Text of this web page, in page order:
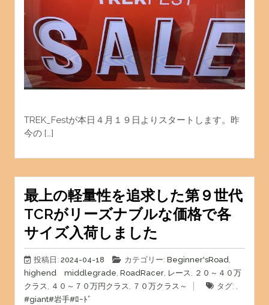
TREK_Festが本日４月１９日よりスタートします。昨
今の […]
最上の軽量性を追求した第９世代
TCRがリーズナブルな価格で各
サイズ入荷しました
投稿日: 2024-04-18 カテゴリー: Beginner'sRoad,
highend middlegrade, RoadRacer, レース, ２０～４０万
クラス, ４０～７０万円クラス, ７０万クラス～
タグ: ,
#giant#岩手#ﾛｰﾄﾞ